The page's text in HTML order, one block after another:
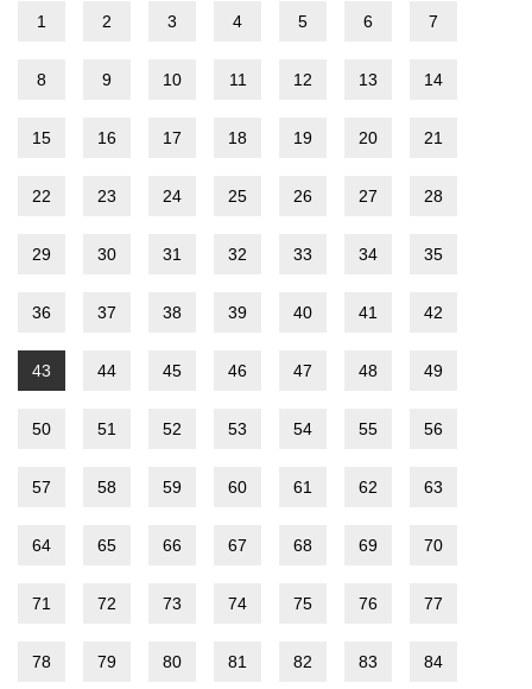
1 2 3 4 5 6 7
8 9 10 11 12 13 14
15 16 17 18 19 20 21
22 23 24 25 26 27 28
29 30 31 32 33 34 35
36 37 38 39 40 41 42
43 44 45 46 47 48 49
50 51 52 53 54 55 56
57 58 59 60 61 62 63
64 65 66 67 68 69 70
71 72 73 74 75 76 77
78 79 80 81 82 83 84